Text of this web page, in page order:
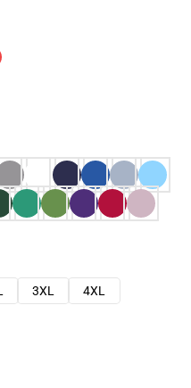
3XL
4XL